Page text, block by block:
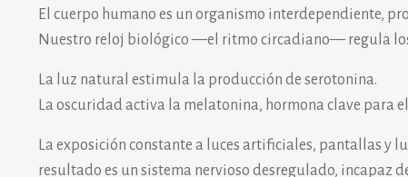
El cuerpo humano es un organismo interdependiente,
Nuestro reloj biológico —el ritmo circadiano— regula
La luz natural estimula la producción de serotonina.
La oscuridad activa la melatonina, hormona clave para
La exposición constante a luces artificiales, pantallas y
resultado es un sistema nervioso desregulado, incapaz